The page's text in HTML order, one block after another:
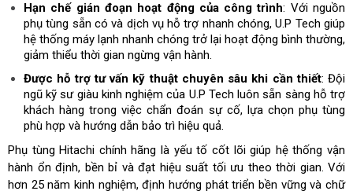
Hạn chế gián đoạn hoạt động của công trình: Với nguồn
phụ tùng sẵn có và dịch vụ hỗ trợ nhanh chóng, U.P Tech giúp
hệ thống máy lạnh nhanh chóng trở lại hoạt động bình thường,
giảm thiểu thời gian ngừng vận hành.
Được hỗ trợ tư vấn kỹ thuật chuyên sâu khi cần thiết: Đội
ngũ kỹ sư giàu kinh nghiệm của U.P Tech luôn sẵn sàng hỗ trợ
khách hàng trong việc chẩn đoán sự cố, lựa chọn phụ tùng
phù hợp và hướng dẫn bảo trì hiệu quả.
Phụ tùng Hitachi chính hãng là yếu tố cốt lõi giúp hệ thống vận
hành ổn định, bền bỉ và đạt hiệu suất tối ưu theo thời gian. Với
hơn 25 năm kinh nghiệm, định hướng phát triển bền vững và chữ